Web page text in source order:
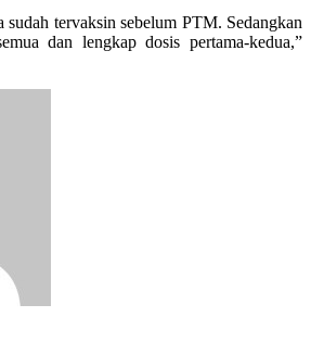
sudah tervaksin sebelum PTM. Sedangkan
dan lengkap dosis pertama-kedua,”